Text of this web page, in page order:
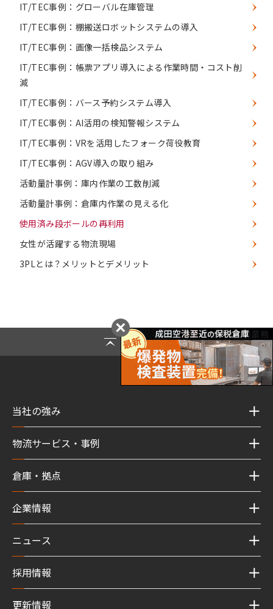
IT/TEC事例：グローバル在庫管理
IT/TEC事例：棚搬送ロボットシステムの導入
IT/TEC事例：画像一括検品システム
IT/TEC事例：帳票アプリ導入による作業時間・コスト削
減
IT/TEC事例：バース予約システム導入
IT/TEC事例：AI活用の検知警報システム
IT/TEC事例：VRを活用したフォーク荷役教育
IT/TEC事例：AGV導入の取り組み
活動量計事例：庫内作業の工数削減
活動量計事例：倉庫内作業の見える化
使用済み段ボールの再利用
女性が活躍する物流現場
3PLとは？メリットとデメリット
Page Top
当社の強み
物流サービス・事例
倉庫・拠点
企業情報
ニュース
採用情報
更新情報